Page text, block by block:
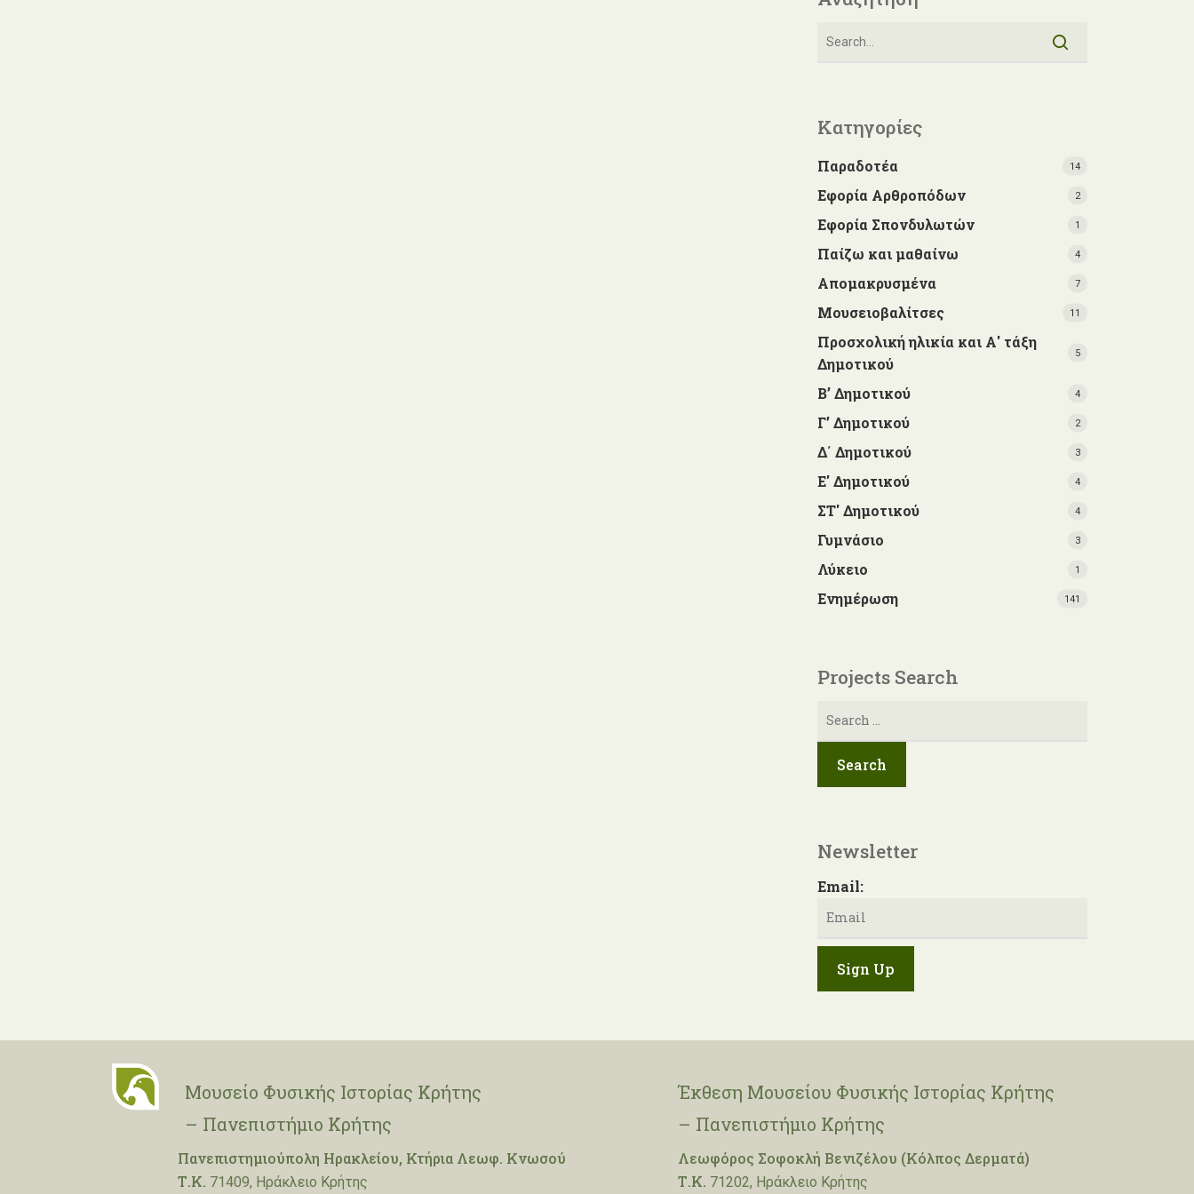
Κατηγορίες
Παραδοτέα 14
Εφορία Αρθροπόδων 2
Εφορία Σπονδυλωτών 1
Παίζω και μαθαίνω 4
Απομακρυσμένα 7
Μουσειοβαλίτσες 11
Προσχολική ηλικία και Α' τάξη
Δημοτικού
5
Β’ Δημοτικού 4
Γ’ Δημοτικού 2
Δ΄ Δημοτικού 3
Ε' Δημοτικού 4
ΣΤ' Δημοτικού 4
Γυμνάσιο 3
Λύκειο 1
Ενημέρωση 141
Projects Search
Αναζήτηση
Newsletter
Email:
Μουσείο Φυσικής Ιστορίας Κρήτης
– Πανεπιστήμιο Κρήτης
Πανεπιστημιούπολη Ηρακλείου, Κτήρια Λεωφ. Κνωσού
Τ.Κ. 71409, Ηράκλειο Κρήτης
Έκθεση Μουσείου Φυσικής Ιστορίας Κρήτης
– Πανεπιστήμιο Κρήτης
Λεωφόρος Σοφοκλή Βενιζέλου (Κόλπος Δερματά)
Τ.Κ. 71202, Ηράκλειο Κρήτης